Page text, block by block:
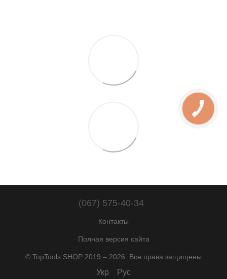
(067) 575-40-34
Контакты
Полная версия сайта
© TopTools.SHOP 2019 – 2026. Все права защищены
Укр Рус